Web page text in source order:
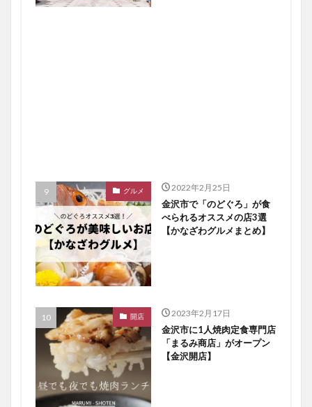
グルメ 2022年2月25日
金沢市で「のどぐろ」が食
べられるオススメの店3選
【かなざわグルメまとめ】
開店 2023年2月17日
金沢市に1人焼肉定食専門店
「まるみ商店」がオープン
【金沢開店】